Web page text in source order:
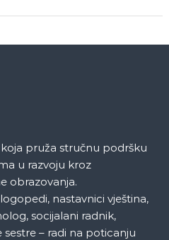
pruža stručnu podršku
u razvoju kroz
obrazovanja.
nastavnici vještina,
socijalani radnik,
– radi na poticanju